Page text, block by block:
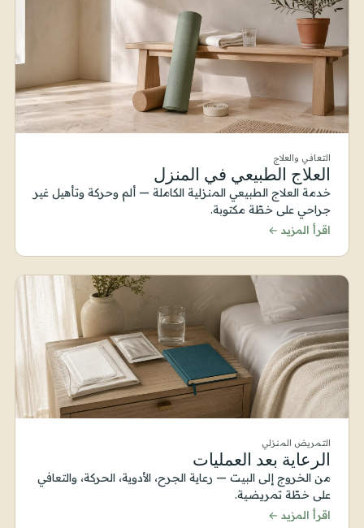
التعافي والعلاج
العلاج الطبيعي في المنزل
خدمة العلاج الطبيعي المنزلية الكاملة — ألم وحركة وتأهيل غير
جراحي على خطّة مكتوبة.
اقرأ المزيد ←
التمريض المنزلي
الرعاية بعد العمليات
من الخروج إلى البيت — رعاية الجرح، الأدوية، الحركة، والتعافي
على خطّة تمريضية.
اقرأ المزيد ←